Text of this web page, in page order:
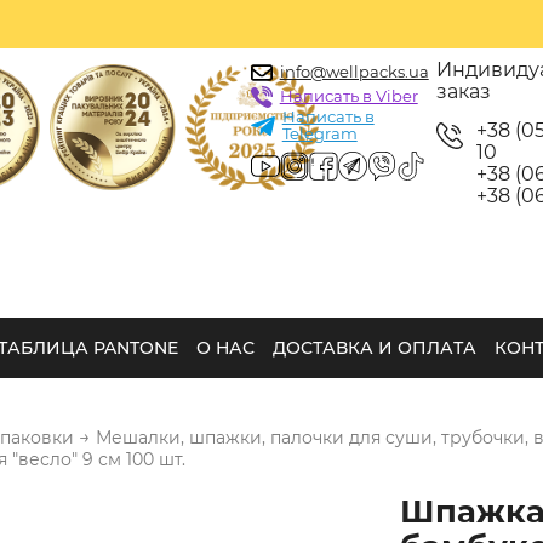
info@wellpacks.ua
Написать в Viber
Написать в
Telegram
заказ
+38
10
+38
+38
PANTONE О НАС ДОСТАВКА И ОПЛАТА
→ Мешалки, шпажки, палочки для суши, трубочки,
9 см 100 шт.